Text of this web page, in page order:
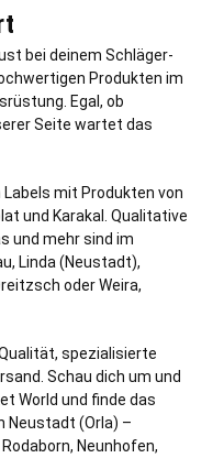
bei deinem Schläger-
Produkten im
Egal, ob
Seite wartet das
mit Produkten von
und Karakal. Qualitative
und mehr sind im
Linda (Neustadt),
oder Weira,
spezialisierte
Schau dich um und
World und finde das
Neustadt (Orla) –
Neunhofen,